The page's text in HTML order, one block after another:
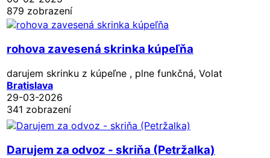
879 zobrazení
rohova zavesená skrinka kúpeľňa
darujem skrinku z kúpeľne , plne funkčná, Volat
Bratislava
29-03-2026
341 zobrazení
Darujem za odvoz - skriňa (Petržalka)